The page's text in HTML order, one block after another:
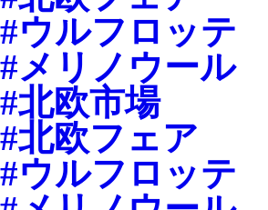
#ウルフロッテ
#メリノウール
#北欧市場
#北欧フェア
#ウルフロッテ